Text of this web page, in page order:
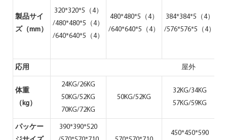
製品サイ
ズ（mm）
320*320*5（4）
/480*480*5（4）
/640*640*5（4）
480*480*5（4）
/640*640*5（4）
384*384*5（4）
/576*576*5（4）
応用 屋外
体重
（kg）
24KG/26KG
50KG/52KG
70KG/72KG
50KG/52KG
32KG/34KG
57KG/59KG
パッケー
390*390*520
450*450*590